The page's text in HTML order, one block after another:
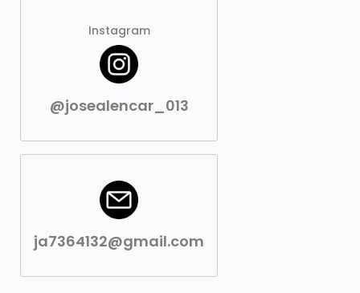
Instagram
@josealencar_013
ja7364132@gmail.com